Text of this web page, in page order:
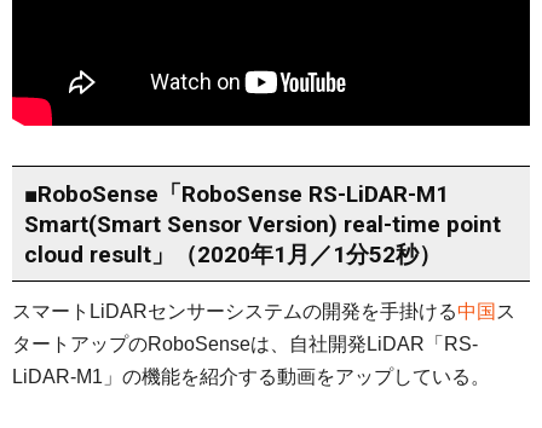
■RoboSense「RoboSense RS-LiDAR-M1
Smart(Smart Sensor Version) real-time point
cloud result」（2020年1月／1分52秒）
スマートLiDARセンサーシステムの開発を手掛ける中国 ス
タートアップのRoboSenseは、自社開発LiDAR「RS-
LiDAR-M1」の機能を紹介する動画をアップしている。